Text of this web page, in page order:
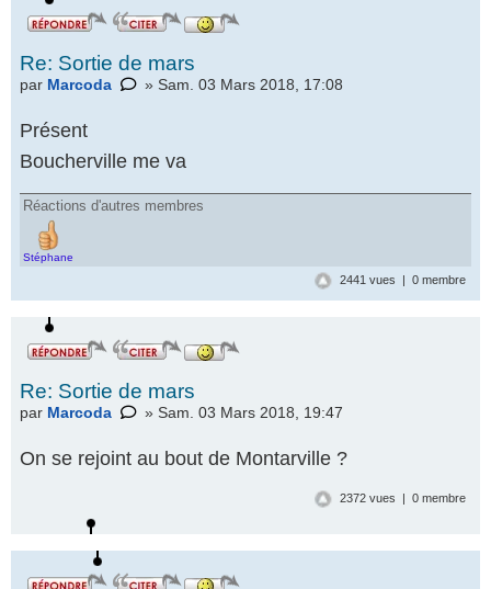
Re: Sortie de mars
par Marcoda » Sam. 03 Mars 2018, 17:08
Présent
Boucherville me va
Réactions d'autres membres
Stéphane
2441 vues | 0 membre
Re: Sortie de mars
par Marcoda » Sam. 03 Mars 2018, 19:47
On se rejoint au bout de Montarville ?
2372 vues | 0 membre